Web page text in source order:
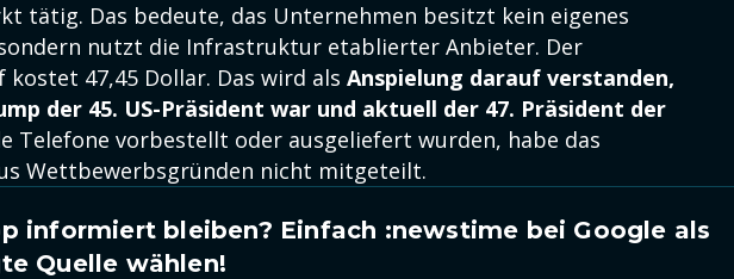
tätig. Das bedeute, das Unternehmen besitzt kein eigenes
nutzt die Infrastruktur etablierter Anbieter. Der
47,45 Dollar. Das wird als Anspielung darauf verstanden,
der 45. US-Präsident war und aktuell der 47. Präsident der
Telefone vorbestellt oder ausgeliefert wurden, habe das
Wettbewerbsgründen nicht mitgeteilt.
informiert bleiben? Einfach :newstime bei Google als
Quelle wählen!